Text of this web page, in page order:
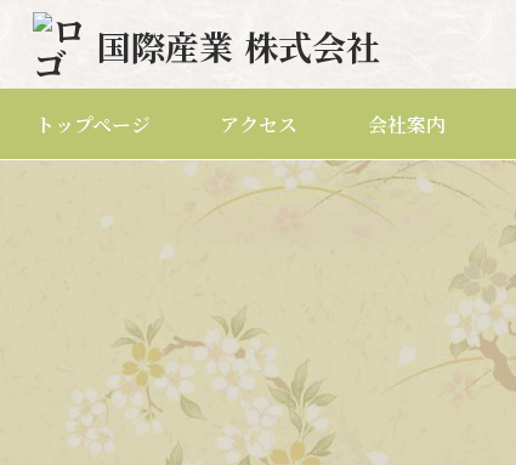
国際産業 株式会社
トップページ アクセス 会社案内